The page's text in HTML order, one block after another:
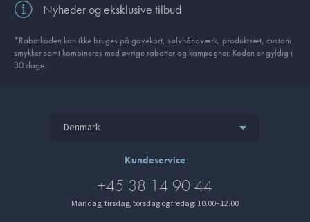
Nyheder og eksklusive tilbud
*Rabatkoden kan ikke bruges på gavekort, sølvhåndværk, produktsæt, custom
smykker samt kombineres med øvrige rabatter og kampagner. Koden er gyldig i
30 dage.
Denmark
Kundeservice
+45 38 14 90 44
Mandag, tirsdag, torsdag og fredag: 10.00–12.00